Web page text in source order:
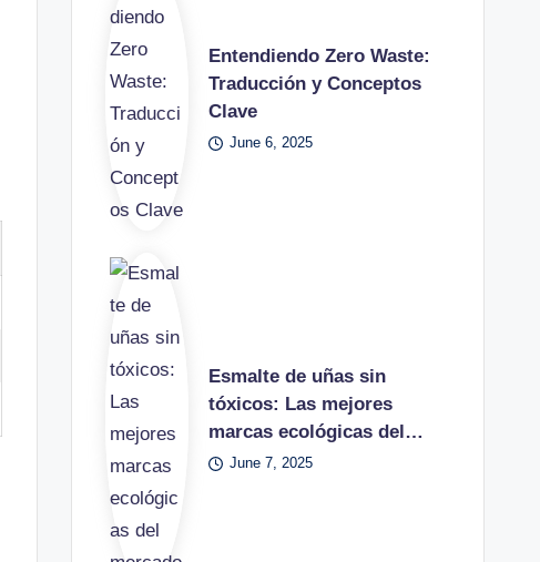
Entendiendo Zero Waste:
Traducción y Conceptos
Clave
June 6, 2025
Esmalte de uñas sin
tóxicos: Las mejores
marcas ecológicas del…
June 7, 2025